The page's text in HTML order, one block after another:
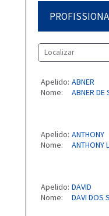
Apelido: ABNER
Nome:
ABNER DE
Apelido: ANTHONY
Nome:
ANTHONY
Apelido: DAVID
Nome:
DAVI DOS